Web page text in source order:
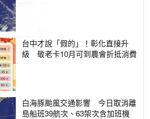
台中才說「假的」！彰化直接升
級 敬老卡10月可到農會折抵消費
白海豚颱風交通影響 今日取消離
島船班39航次、63架次含加班機